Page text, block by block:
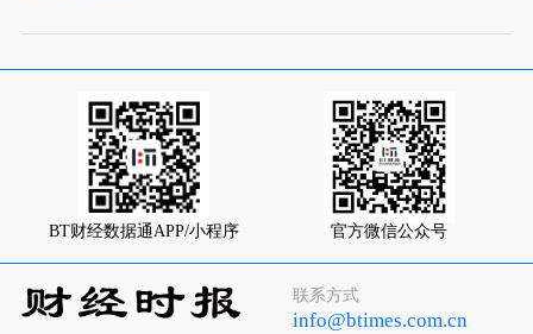
BT财经数据通APP/小程序 官方微信公众号
联系方式
info@btimes.com.cn